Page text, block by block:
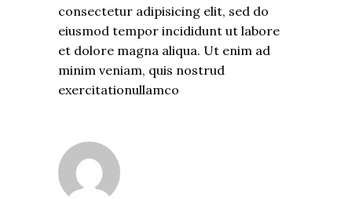
consectetur adipisicing elit, sed do
eiusmod tempor incididunt ut labore
et dolore magna aliqua. Ut enim ad
minim veniam, quis nostrud
exercitationullamco